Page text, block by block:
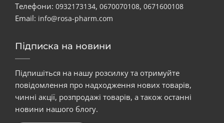
Телефони: 0932173134, 0670070108, 0671600108
Email: info@rosa-pharm.com
Підписка на новини
Підпишіться на нашу розсилку та отримуйте
повідомлення про надходження нових товарів,
чинні акції, розпродажі товарів, а також останні
новини нашого блогу.